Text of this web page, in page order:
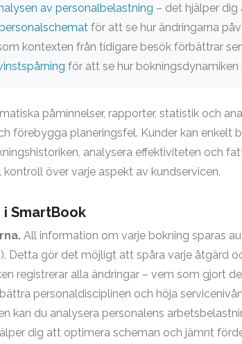
av personalbelastning – det hjälper
för att se hur ändringarna
kontexten från tidigare besök förbättrar
för att se hur
påminnelser, rapporter, statistik och
förebygga planeringsfel. Kunder kan
analysera effektiviteten och
över varje aspekt av kundservicen.
SmartBook
All information om varje bokning sparas
Detta gör det möjligt att spåra varje åtgärd
registrerar alla ändringar – vem som gjort
personaldisciplinen och höja
kan du analysera personalens
dig att optimera scheman och jämnt